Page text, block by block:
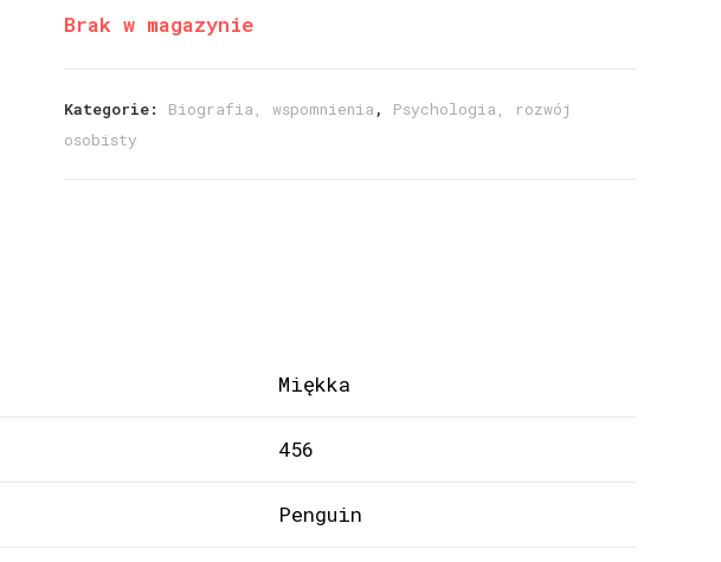
Brak w magazynie
Kategorie: Biografia, wspomnienia , Psychologia, rozwój
osobisty
Miękka
456
Penguin